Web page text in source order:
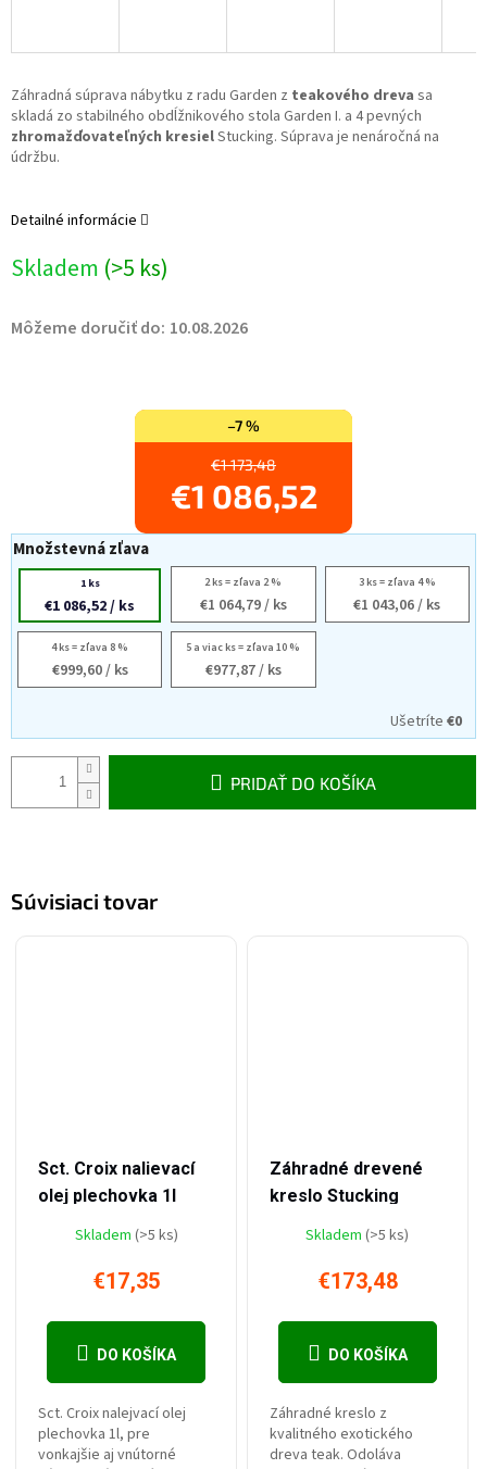
€1 173,48
–7 %
€1 086,52
Skladem (>5 ks)
Môžeme doručiť do: 10.08.2026
Množstevná zľava
1 ks
€1 086,52/ ks
2 ks = zľava 2 %
€1 064,79/ ks
3 ks = zľava 4 %
€1 043,06/ ks
4 ks = zľava 8 %
€999,60/ ks
5 a viac ks = zľava 10 %
€977,87/ ks
Ušetríte €0
PRIDAŤ DO KOŠÍKA
Záhradná súprava nábytku z radu Garden z teakového dreva sa
skladá zo stabilného obdĺžnikového stola Garden I. a 4 pevných
zhromažďovateľných kresielStucking. Súprava je nenáročná na
údržbu.
Detailné informácie
Súvisiaci tovar
Sct. Croix nalievací
olej plechovka 1l
Skladem (>5 ks)
€17,35
DO KOŠÍKA
Sct. Croix nalejvací olej
plechovka 1l, pre
vonkajšie aj vnútorné
Záhradné drevené
kreslo Stucking
Skladem(>5 ks)
€173,48
DO KOŠÍKA
Záhradné kreslo z
kvalitného exotického
dreva teak. Odoláva